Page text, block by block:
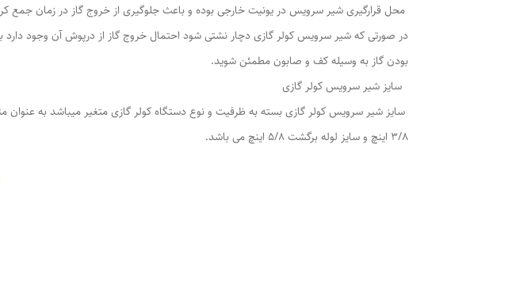
محل قرارگیری شیر سرویس در یونیت خارجی بوده و باعث جلوگیری از خروج گاز در زمان جمع
در صورتی که شیر سرویس کولر گازی دچار نشتی شود احتمال خروج گاز از درپوش آن وجود
بودن گاز به وسیله کف و صابون مطمئن شوید.
سایز شیر سرویس کولر گازی
3/8 اینچ و سایز لوله برگشت 5/8 اینچ می باشد.